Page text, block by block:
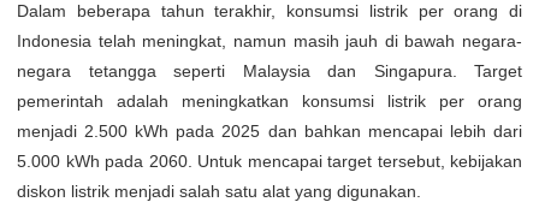
Dalam beberapa tahun terakhir, konsumsi listrik per orang di
Indonesia telah meningkat, namun masih jauh di bawah negara-
negara tetangga seperti Malaysia dan Singapura. Target
pemerintah adalah meningkatkan konsumsi listrik per orang
menjadi 2.500 kWh pada 2025 dan bahkan mencapai lebih dari
5.000 kWh pada 2060. Untuk mencapai target tersebut, kebijakan
diskon listrik menjadi salah satu alat yang digunakan.